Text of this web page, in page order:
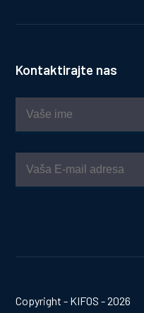
Kontaktirajte nas
Copyright - KIFOS - 2026